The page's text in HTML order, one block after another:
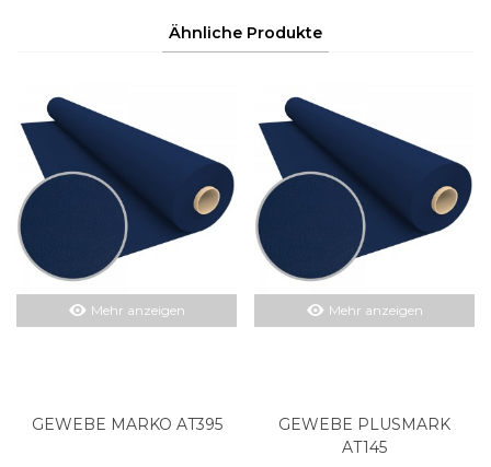
Ähnliche Produkte
Mehr anzeigen
GEWEBE MARKO AT395
Mehr anzeigen
GEWEBE PLUSMARK
AT145